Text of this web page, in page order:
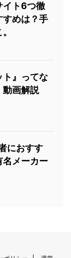
イト6つ徹
すめは？手
ト』ってな
動画解説
におすす
名メーカー